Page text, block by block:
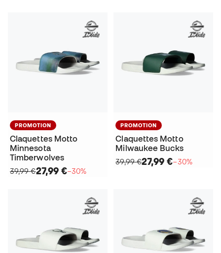
PROMOTION
Claquettes Motto
Minnesota
Timberwolves
39,99 €27,99 €−30%
PROMOTION
Claquettes Motto
Milwaukee Bucks
39,99 €27,99 €−30%